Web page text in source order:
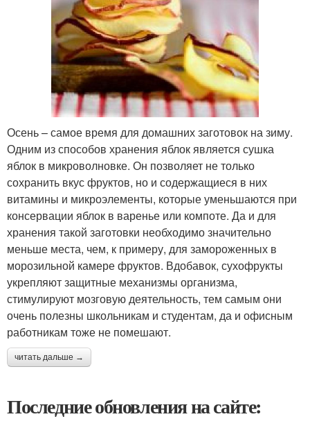
Осень – самое время для домашних заготовок на зиму.
Одним из способов хранения яблок является сушка
яблок в микроволновке. Он позволяет не только
сохранить вкус фруктов, но и содержащиеся в них
витамины и микроэлементы, которые уменьшаются при
консервации яблок в варенье или компоте. Да и для
хранения такой заготовки необходимо значительно
меньше места, чем, к примеру, для замороженных в
морозильной камере фруктов. Вдобавок, сухофрукты
укрепляют защитные механизмы организма,
стимулируют мозговую деятельность, тем самым они
очень полезны школьникам и студентам, да и офисным
работникам тоже не помешают.
читать дальше →
Последние обновления на сайте: